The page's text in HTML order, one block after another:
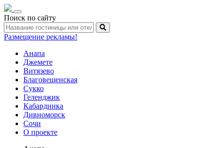
Toggle
navigation
Поиск по сайту
Размещение рекламы!
Анапа
Джемете
Витязево
Благовещенская
Сукко
Геленджик
Кабардинка
Дивноморск
Сочи
О проекте